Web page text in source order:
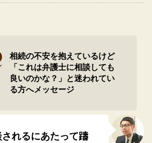
相続の不安を抱えているけど
「これは弁護士に相談しても
良いのかな？」と迷われてい
る方へメッセージ
されるにあたって躊